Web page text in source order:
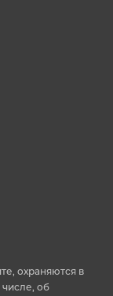
охраняются в
числе, об